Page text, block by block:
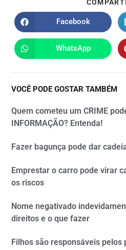
Facebook
WhatsApp
VOCÊ PODE GOSTAR TAMBÉM
Quem cometeu um CRIME
INFORMAÇÃO? Entenda!
Fazer bagunça pode dar
Emprestar o carro pode virar
os riscos
Nome negativado
direitos e o que fazer
Filhos são responsáveis pelos